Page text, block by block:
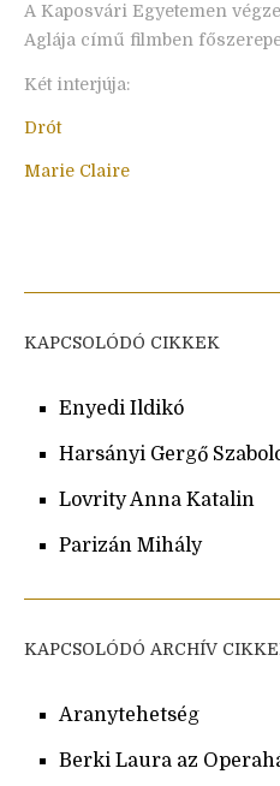
A Kaposvári Egyetemen
Aglája című filmben
Két interjúja:
Drót
Marie Claire
KAPCSOLÓDÓ CIKKEK
Enyedi Ildikó
Harsányi Gergő
Lovrity Anna Katalin
Parizán Mihály
KAPCSOLÓDÓ ARCHÍV
Aranytehetség
Berki Laura az